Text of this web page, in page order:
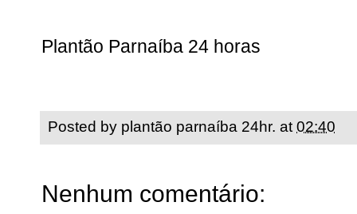
Plantão Parnaíba 24 horas
Posted by plantão parnaíba 24hr. at 02:40
Nenhum comentário: